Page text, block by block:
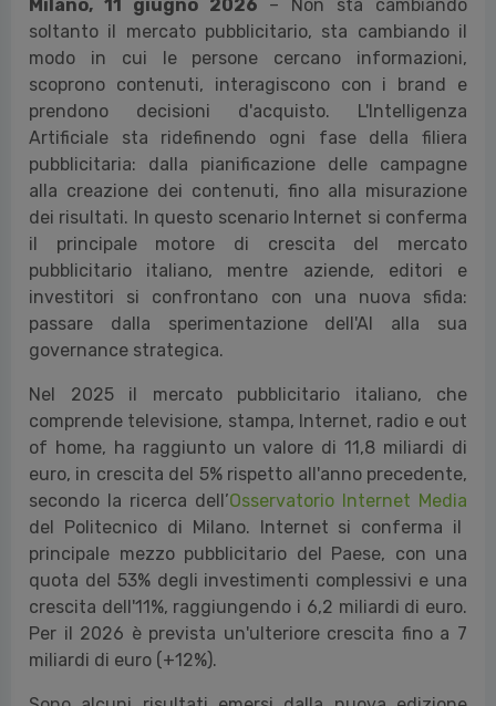
Milano, 11 giugno 2026 – Non sta cambiando
soltanto il mercato pubblicitario, sta cambiando il
modo in cui le persone cercano informazioni,
scoprono contenuti, interagiscono con i brand e
prendono decisioni d'acquisto. L'Intelligenza
Artificiale sta ridefinendo ogni fase della filiera
pubblicitaria: dalla pianificazione delle campagne
alla creazione dei contenuti, fino alla misurazione
dei risultati. In questo scenario Internet si conferma
il principale motore di crescita del mercato
pubblicitario italiano, mentre aziende, editori e
investitori si confrontano con una nuova sfida:
passare dalla sperimentazione dell'AI alla sua
governance strategica.
Nel 2025 il mercato pubblicitario italiano, che
comprende televisione, stampa, Internet, radio e out
of home, ha raggiunto un valore di 11,8 miliardi di
euro, in crescita del 5% rispetto all'anno precedente,
secondo la ricerca dell’Osservatorio Internet Media
del Politecnico di Milano. Internet si conferma il
principale mezzo pubblicitario del Paese, con una
quota del 53% degli investimenti complessivi e una
crescita dell'11%, raggiungendo i 6,2 miliardi di euro.
Per il 2026 è prevista un'ulteriore crescita fino a 7
miliardi di euro (+12%).